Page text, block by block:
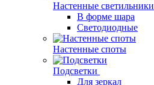
Настенные светильники
В форме шара
Светодиодные
Настенные споты
Подсветки
Для зеркал